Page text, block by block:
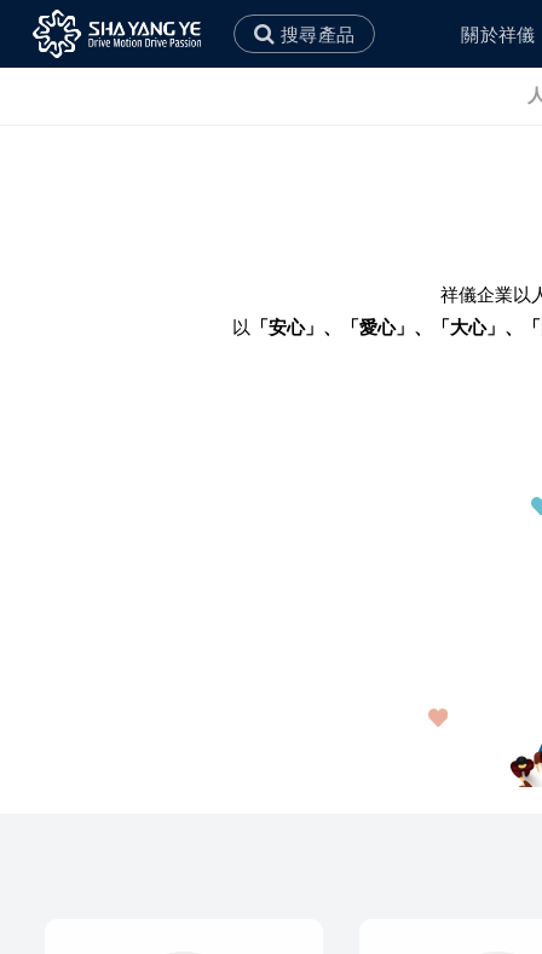
搜尋產品 關於祥儀
社會責任
祥儀企業以
以 「安心」、「愛心」、「大心」、